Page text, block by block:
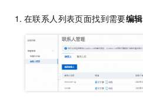
在联系人列表页面找到需要编辑